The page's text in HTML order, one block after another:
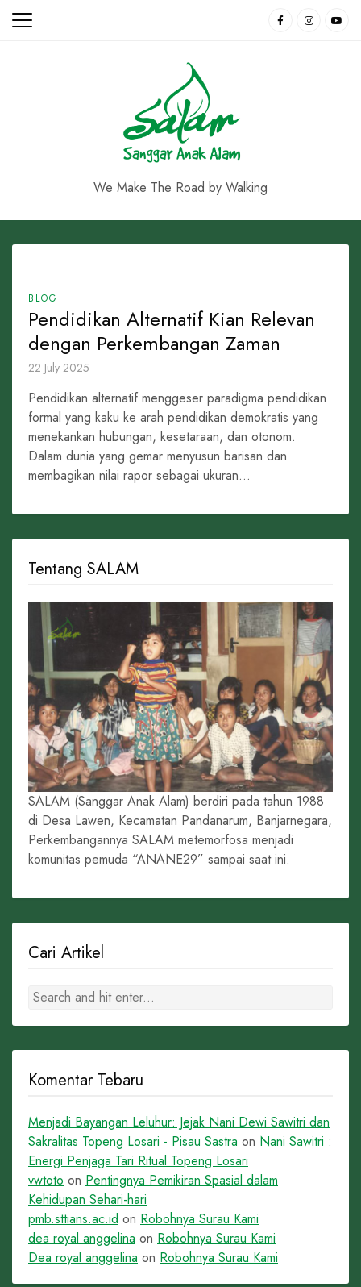
Skip
We Make The Road by Walking
BLOG
Pendidikan Alternatif Kian Relevan
dengan Perkembangan Zaman
22 July 2025
Pendidikan alternatif menggeser paradigma pendidikan
formal yang kaku ke arah pendidikan demokratis yang
menekankan hubungan, kesetaraan, dan otonom.
Dalam dunia yang gemar menyusun barisan dan
membagikan nilai rapor sebagai ukuran...
Tentang SALAM
SALAM (Sanggar Anak Alam) berdiri pada tahun 1988
di Desa Lawen, Kecamatan Pandanarum, Banjarnegara,
Perkembangannya SALAM metemorfosa menjadi
komunitas pemuda “ANANE29” sampai saat ini.
Cari Artikel
Komentar Tebaru
Menjadi Bayangan Leluhur: Jejak Nani Dewi Sawitri dan
Sakralitas Topeng Losari - Pisau Sastra on Nani Sawitri :
Energi Penjaga Tari Ritual Topeng Losari
vwtoto on Pentingnya Pemikiran Spasial dalam
Kehidupan Sehari-hari
pmb.sttians.ac.id on Robohnya Surau Kami
dea royal anggelina on Robohnya Surau Kami
Dea royal anggelina on Robohnya Surau Kami